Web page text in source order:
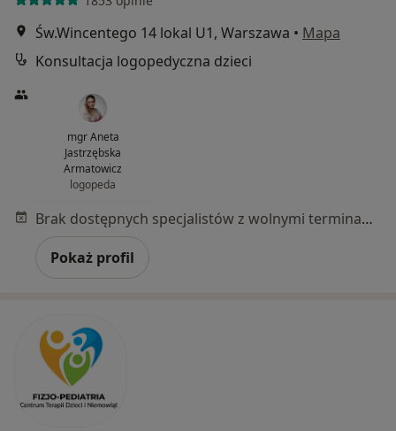
Św.Wincentego 14 lokal U1, Warszawa • Mapa
Konsultacja logopedyczna dzieci
mgr Aneta
Jastrzębska
Armatowicz
logopeda
Brak dostępnych specjalistów z wolnymi terminami w tym centrum medycznym.
Pokaż profil